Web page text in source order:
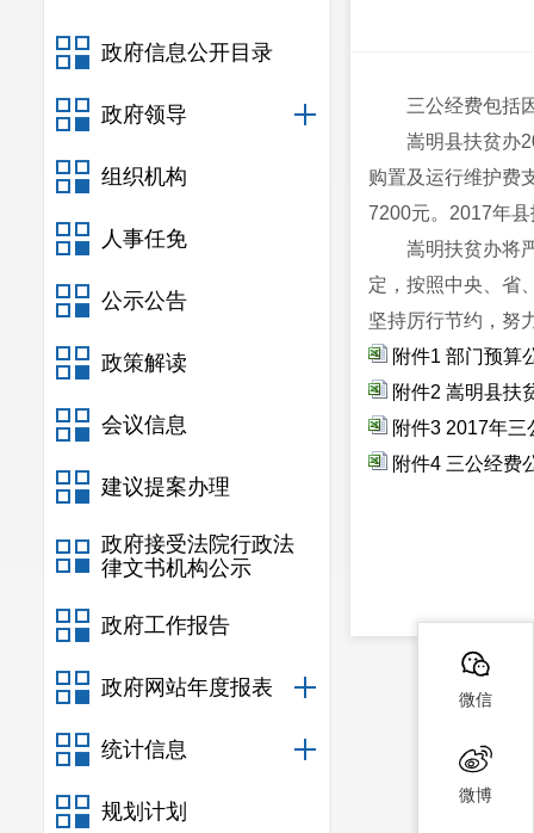
政府信息公开目录
政府领导
组织机构
人事任免
公示公告
政策解读
会议信息
建议提案办理
政府接受法院行政法
律文书机构公示
政府工作报告
政府网站年度报表
统计信息
规划计划
三公经费包括
嵩明县扶贫办
购置及运行维护费
7200元。2017年
嵩明扶贫办将
定，按照中央、省
坚持厉行节约，努
附件1 部门预算
附件2 嵩明县扶
附件3 2017年
附件4 三公经费
微信
微博